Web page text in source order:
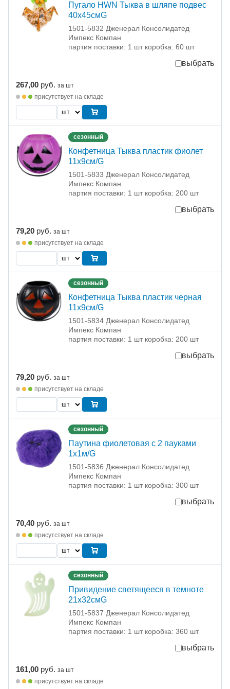
Пугало HWN Тыква в шляпе подвес
40х45смG
1501-5832 Дженерал Консолидатед
Импекс Компан
партия поставки: 1 шт коробка: 60 шт
выбрать
267,00 руб. за шт
присутствует на складе
сезонный
Конфетница Тыква пластик фиолет
11х9см/G
1501-5833 Дженерал Консолидатед
Импекс Компан
партия поставки: 1 шт коробка: 200 шт
выбрать
79,20 руб. за шт
присутствует на складе
сезонный
Конфетница Тыква пластик черная
11х9см/G
1501-5834 Дженерал Консолидатед
Импекс Компан
партия поставки: 1 шт коробка: 200 шт
выбрать
79,20 руб. за шт
присутствует на складе
сезонный
Паутина фиолетовая с 2 пауками
1х1м/G
1501-5836 Дженерал Консолидатед
Импекс Компан
партия поставки: 1 шт коробка: 300 шт
выбрать
70,40 руб. за шт
присутствует на складе
сезонный
Привидение светящееся в темноте
21х32смG
1501-5837 Дженерал Консолидатед
Импекс Компан
партия поставки: 1 шт коробка: 360 шт
выбрать
161,00 руб. за шт
присутствует на складе